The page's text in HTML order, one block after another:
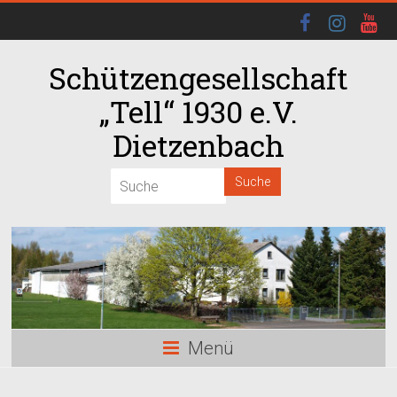
Schützengesellschaft
„Tell“ 1930 e.V.
Dietzenbach
Menü
02:00
04:00